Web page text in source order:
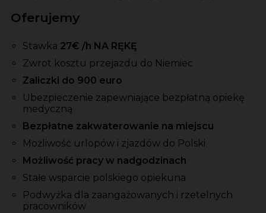
Oferujemy
Stawka 27€ /h NA RĘKĘ
Zwrot kosztu przejazdu do Niemiec
Zaliczki do 900 euro
Ubezpieczenie zapewniające bezpłatną opiekę
medyczną
Bezpłatne zakwaterowanie na miejscu
Możliwość urlopów i zjazdów do Polski
Możliwość pracy w nadgodzinach
Stałe wsparcie polskiego opiekuna
Podwyżka dla zaangażowanych i rzetelnych
pracowników